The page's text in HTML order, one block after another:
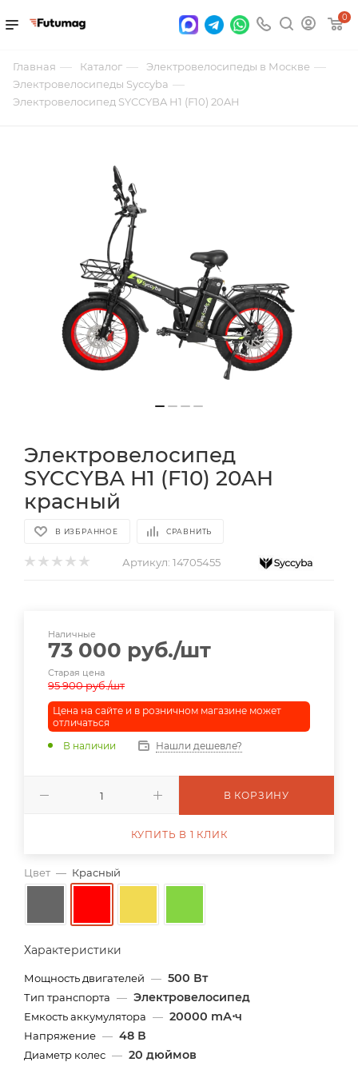
0
Главная — Каталог — Электровелосипеды в Москве —
Электровелосипеды Syccyba —
Электровелосипед SYCCYBA H1 (F10) 20AH
Электровелосипед
SYCCYBA H1 (F10) 20AH
красный
В ИЗБРАННОЕ СРАВНИТЬ
Артикул: 14705455
Цвет — Красный
Характеристики
Мощность двигателей — 500 Вт
Тип транспорта — Электровелосипед
Емкость аккумулятора — 20000 mА⋅ч
Напряжение — 48 В
Диаметр колес — 20 дюймов
Наличные
73 000 руб./шт
Старая цена
95 900руб./шт
Цена на сайте и в розничном магазине может
отличаться
В наличии
Нашли дешевле?
В КОРЗИНУ
КУПИТЬ В 1 КЛИК